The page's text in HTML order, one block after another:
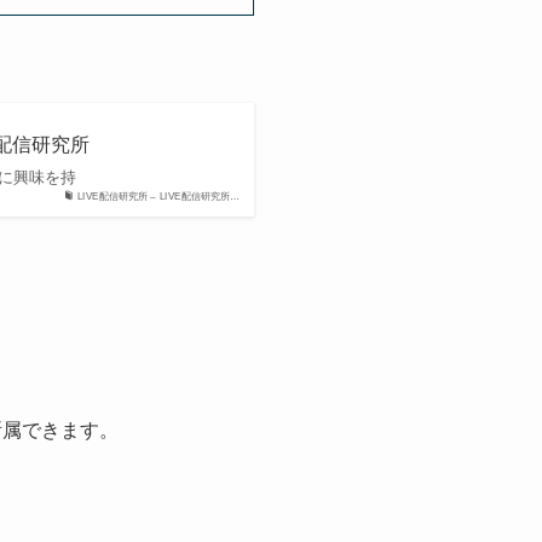
LIVE配信研究所 – LIVE配信研究所…
信研究所
興味を持
できます。